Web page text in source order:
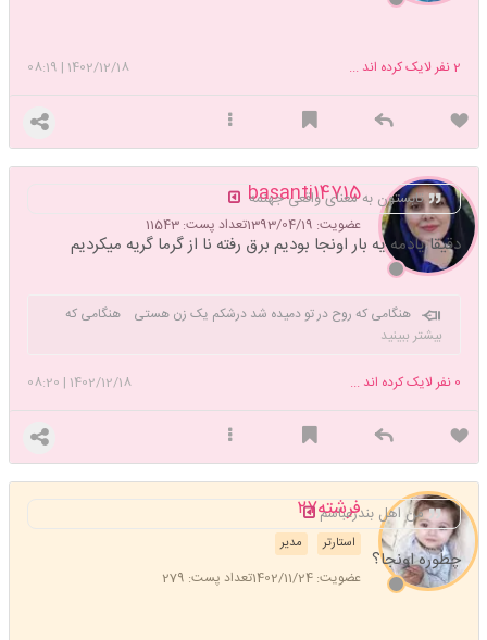
1402/12/18
|
08:19 2نفر لایک کرده اند ...
basanti14715
عضویت: 1393/04/19 تعداد پست: 11543
تابستون به معنای واقعی جهنمه
دقیقا یادمه یه بار اونجا بودیم برق رفته نا از گرما گریه میکردیم
هنگامی که روح در تو دمیده شد درشکم یک زن هستی هنگامی که
گریه میکنی در اغوش یک زن هستی هنگامی که عاشق میشوی دربیشتر ببینید
1402/12/18
|
08:20 0 نفر لایک کرده اند ...
فرشته۲۷
مدیر استارتر
عضویت: 1402/11/24 تعداد پست: 279
من اهل بندرعباسم
چطوره اونجا؟